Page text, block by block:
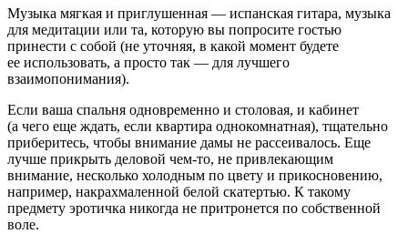
Музыка мягкая и приглушенная — испанская гитара, музыка
для медитации или та, которую вы попросите гостью
принести с собой (не уточняя, в какой момент будете
ее использовать, а просто так — для лучшего
взаимопонимания).
Если ваша спальня одновременно и столовая, и кабинет
(а чего еще ждать, если квартира однокомнатная), тщательно
приберитесь, чтобы внимание дамы не рассеивалось. Еще
лучше прикрыть деловой чем-то, не привлекающим
внимание, несколько холодным по цвету и прикосновению,
например, накрахмаленной белой скатертью. К такому
предмету эротичка никогда не притронется по собственной
воле.